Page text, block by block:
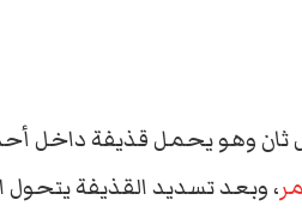
وهو يحمل قذيفة داخل أحد
، وبعد تسديد القذيفة يتحول